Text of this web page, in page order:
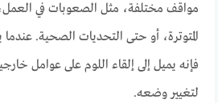
مواقف مختلفة، مثل الصعوبات في
المتوترة، أو حتى التحديات الصحية. عندما
فإنه يميل إلى إلقاء اللوم على عوامل
لتغيير وضعه.